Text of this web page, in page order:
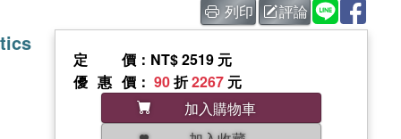
列印
評論
定價 ：NT$ 2519 元
優惠價 ： 90折2267 元
加入購物車